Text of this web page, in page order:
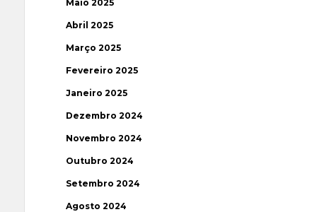
Maio 2025
Abril 2025
Março 2025
Fevereiro 2025
Janeiro 2025
Dezembro 2024
Novembro 2024
Outubro 2024
Setembro 2024
Agosto 2024